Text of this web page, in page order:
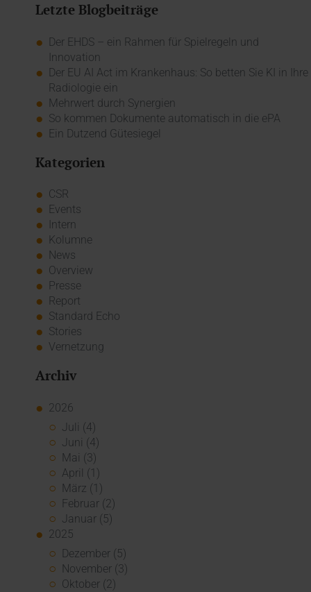
Letzte Blogbeiträge
Der EHDS – ein Rahmen für Spielregeln und
Innovation
Der EU AI Act im Krankenhaus: So betten Sie KI in Ihre
Radiologie ein
Mehrwert durch Synergien
So kommen Dokumente automatisch in die ePA
Ein Dutzend Gütesiegel
Kategorien
CSR
Events
Intern
Kolumne
News
Overview
Presse
Report
Standard Echo
Stories
Vernetzung
Archiv
2026
Juli (4)
Juni (4)
Mai (3)
April (1)
März (1)
Februar (2)
Januar (5)
2025
Dezember (5)
November (3)
Oktober (2)